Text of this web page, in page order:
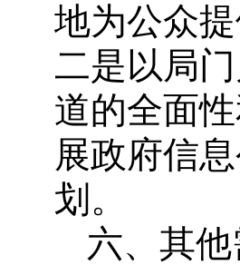
地为公众
二是以局
道的全面
展政府信
划。
六、其